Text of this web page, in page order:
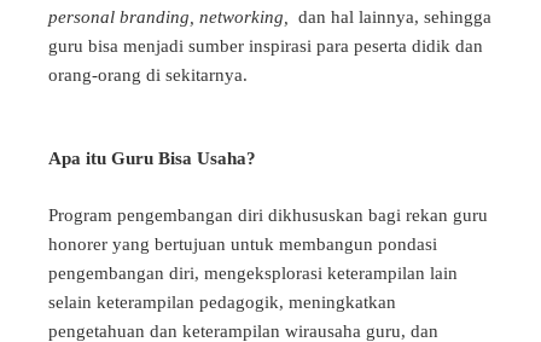
personal branding, networking, dan hal lainnya, sehingga
guru bisa menjadi sumber inspirasi para peserta didik dan
orang-orang di sekitarnya.
Apa itu Guru Bisa Usaha?
Program pengembangan diri dikhususkan bagi rekan guru
honorer yang bertujuan untuk membangun pondasi
pengembangan diri, mengeksplorasi keterampilan lain
selain keterampilan pedagogik, meningkatkan
pengetahuan dan keterampilan wirausaha guru, dan